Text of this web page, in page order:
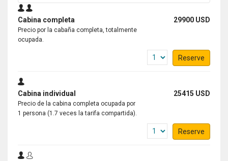
Cabina completa 29900 USD
Precio por la cabaña completa, totalmente
ocupada.
Reserve
Cabina individual 25415 USD
Precio de la cabina completa ocupada por
1 persona (1.7 veces la tarifa compartida).
Reserve